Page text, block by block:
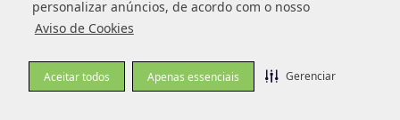
personalizar anúncios, de acordo com o nosso
Aviso de Cookies
Aceitar todos Apenas essenciais Gerenciar
personalizar anúncios, de acordo com o nosso
Aviso de Cookies
Aceitar todos Apenas essenciais Gerenciar
[Visa e Elo] Identificador de
recorrência para assinaturas
[Amex] Identificador de
PAGAMENTOS
Cobrança
Saiba mais sobre